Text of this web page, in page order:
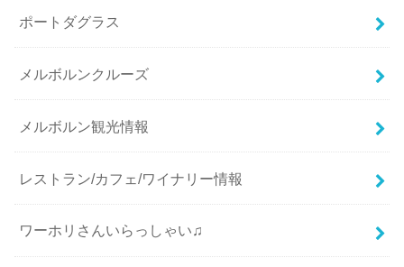
ポートダグラス
メルボルンクルーズ
メルボルン観光情報
レストラン/カフェ/ワイナリー情報
ワーホリさんいらっしゃい♫